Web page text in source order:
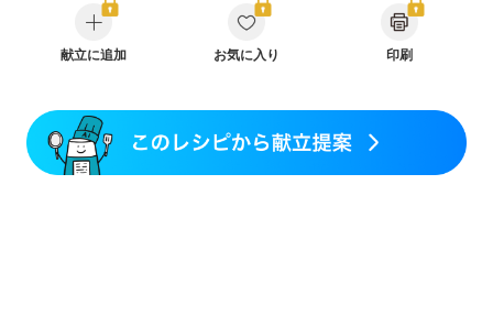
糖尿病性腎症（第１期）
糖尿病性腎症（第２期）
CKD（ステージ１）
CKD（ステージ２）
乳がん（抗がん剤治療中）
乳がん（ホルモン療法中）
味の感じ方が変わった
妊婦健診・体重増加が気になる（初期）
妊婦健診・血圧が気になる（初期）
献立に追加 お気に入り 印刷